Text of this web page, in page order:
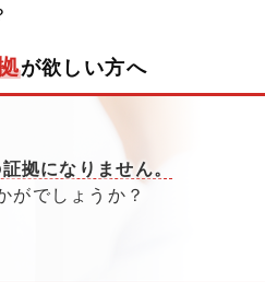
が欲しい方へ
拠になりません。
がでしょうか？